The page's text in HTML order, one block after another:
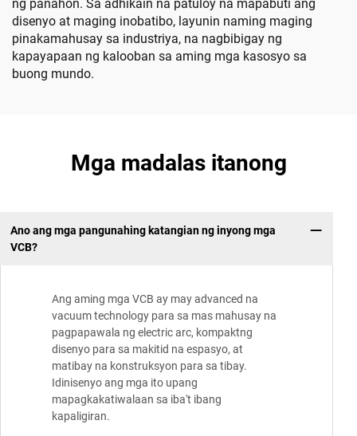
ng panahon. Sa adhikain na patuloy na mapabuti ang
disenyo at maging inobatibo, layunin naming maging
pinakamahusay sa industriya, na nagbibigay ng
kapayapaan ng kalooban sa aming mga kasosyo sa
buong mundo.
Mga madalas itanong
Ano ang mga pangunahing katangian ng inyong mga
VCB?
Ang aming mga VCB ay may advanced na
vacuum technology para sa mas mahusay na
pagpapawala ng electric arc, kompaktng
disenyo para sa makitid na espasyo, at
matibay na konstruksyon para sa tibay.
Idinisenyo ang mga ito upang
mapagkakatiwalaan sa iba't ibang
kapaligiran.